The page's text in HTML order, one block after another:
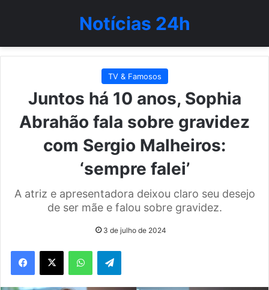
Notícias 24h
TV & Famosos
Juntos há 10 anos, Sophia
Abrahão fala sobre gravidez
com Sergio Malheiros:
‘sempre falei’
A atriz e apresentadora deixou claro seu desejo
de ser mãe e falou sobre gravidez.
3 de julho de 2024
WhatsAppTelegram